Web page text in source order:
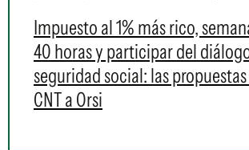
Impuesto al 1% más rico,
40 horas y participar del
seguridad social: las
CNT a Orsi